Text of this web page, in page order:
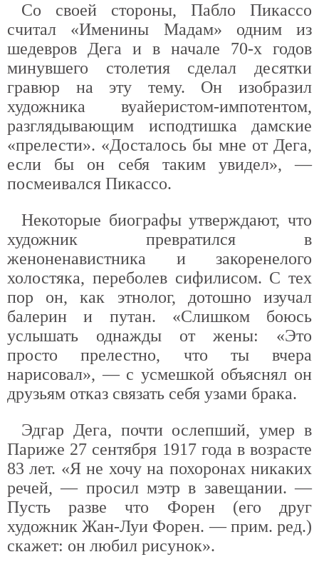
Со своей стороны, Пабло Пикассо
считал «Именины Мадам» одним из
шедевров Дега и в начале 70-х годов
минувшего столетия сделал десятки
гравюр на эту тему. Он изобразил
художника вуайеристом-импотентом,
разглядывающим исподтишка дамские
«прелести». «Досталось бы мне от Дега,
если бы он себя таким увидел», —
посмеивался Пикассо.
Некоторые биографы утверждают, что
художник превратился в
женоненавистника и закоренелого
холостяка, переболев сифилисом. С тех
пор он, как этнолог, дотошно изучал
балерин и путан. «Слишком боюсь
услышать однажды от жены: «Это
просто прелестно, что ты вчера
нарисовал», — с усмешкой объяснял он
друзьям отказ связать себя узами брака.
Эдгар Дега, почти ослепший, умер в
Париже 27 сентября 1917 года в возрасте
83 лет. «Я не хочу на похоронах никаких
речей, — просил мэтр в завещании. —
Пусть разве что Форен (его друг
художник Жан-Луи Форен. — прим. ред.)
скажет: он любил рисунок».